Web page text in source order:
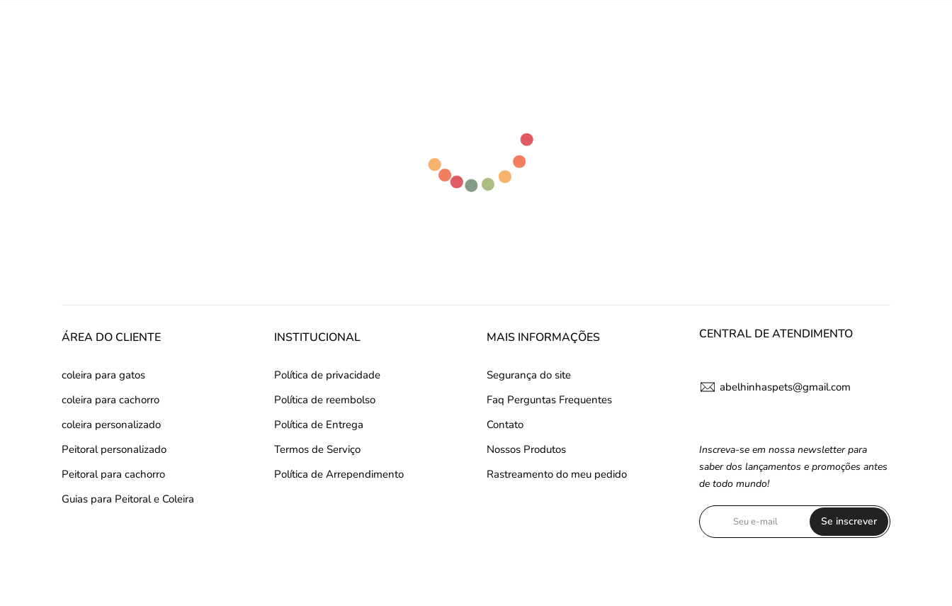
ÁREA DO CLIENTE
coleira para gatos
coleira para cachorro
coleira personalizado
Peitoral personalizado
Peitoral para cachorro
Guias para Peitoral e Coleira
INSTITUCIONAL
Política de privacidade
Política de reembolso
Política de Entrega
Termos de Serviço
Política de Arrependimento
MAIS INFORMAÇÕES
Segurança do site
Faq Perguntas Frequentes
Contato
Nossos Produtos
Rastreamento do meu pedido
CENTRAL DE ATENDIMENTO
abelhinhaspets@gmail.com
Inscreva-se em nossa newsletter para
saber dos lançamentos e promoções antes
de todo mundo!
Se inscrever